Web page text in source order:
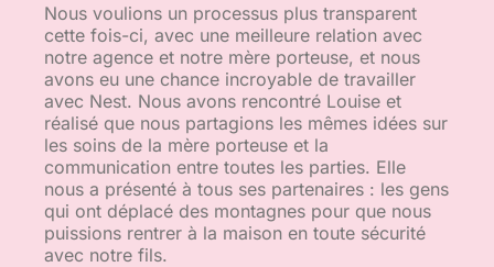
Nous voulions un processus plus transparent
cette fois-ci, avec une meilleure relation avec
notre agence et notre mère porteuse, et nous
avons eu une chance incroyable de travailler
avec Nest. Nous avons rencontré Louise et
réalisé que nous partagions les mêmes idées sur
les soins de la mère porteuse et la
communication entre toutes les parties. Elle
nous a présenté à tous ses partenaires : les gens
qui ont déplacé des montagnes pour que nous
puissions rentrer à la maison en toute sécurité
avec notre fils.